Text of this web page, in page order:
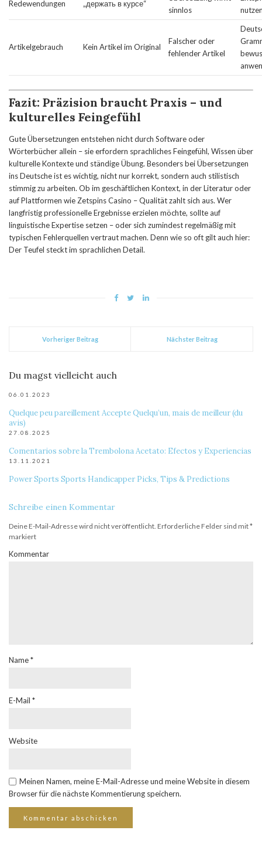
Redewendungen
„держать в курсе“
sinnlos
Artikelgebrauch Kein Artikel im Original
Falscher oder
fehlender Artikel
Fazit: Präzision braucht Praxis – und
kulturelles Feingefühl
Gute Übersetzungen entstehen nicht durch Software oder
Wörterbücher allein – sie erfordern sprachliches Feingefühl, Wissen über
kulturelle Kontexte und ständige Übung. Besonders bei Übersetzungen
ins Deutsche ist es wichtig, nicht nur korrekt, sondern auch stilistisch
stimmig zu arbeiten. Ob im geschäftlichen Kontext, in der Literatur oder
auf Plattformen wie Zetspins Casino – Qualität zahlt sich aus. Wer
langfristig professionelle Ergebnisse erzielen möchte, sollte auf
linguistische Expertise setzen – oder sich zumindest regelmäßig mit
typischen Fehlerquellen vertraut machen. Denn wie so oft gilt auch hier:
Der Teufel steckt im sprachlichen Detail.
Vorheriger Beitrag Nächster Beitrag
Du magst vielleicht auch
06.01.2023
Quelque peu pareillement Accepte Quelqu’un, mais de meilleur (du
avis)
27.08.2025
Comentarios sobre la Trembolona Acetato: Efectos y Experiencias
13.11.2021
Power Sports Sports Handicapper Picks, Tips & Predictions
Schreibe einen Kommentar
Deine E-Mail-Adresse wird nicht veröffentlicht. Erforderliche Felder sind mit*
markiert
Kommentar
Name*
E-Mail *
Website
Meinen Namen, meine E-Mail-Adresse und meine Website in diesem
Browser für die nächste Kommentierung speichern.